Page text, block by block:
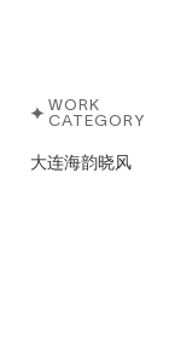
WORK
CATEGORY
大连海韵晓风